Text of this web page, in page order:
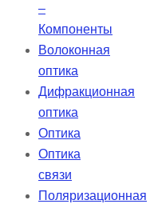
–
Компоненты
Волоконная
оптика
Дифракционная
оптика
Оптика
Оптика
связи
Поляризационная